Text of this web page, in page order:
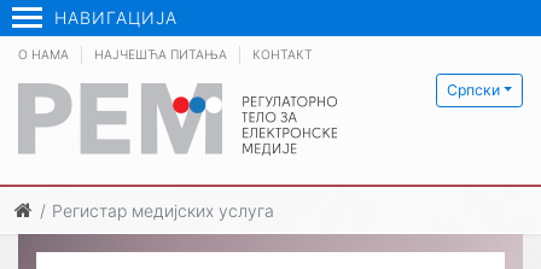
НАВИГАЦИЈА
Српски
О НАМА НАЈЧЕШЋА ПИТАЊА КОНТАКТ
Регистар медијских услуга